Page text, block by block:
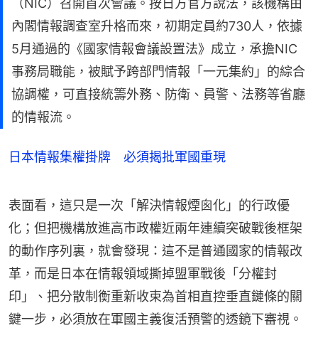
內閣情報調查室升格而來，初期定員約730人，依據
5月通過的《國家情報會議設置法》成立，承擔NIC
事務局職能，被賦予跨部門情報「一元集約」的綜合
協調權，可直接統籌外務、防衛、員警、法務等省廳
的情報流。
日本情報集權掛牌 必須揭批軍國重現
表面看，這只是一次「解決情報煙囪化」的行政優
化；但把機構放進高市政權近兩年連續突破戰後框架
的動作序列裏，就會發現：這不是普通國家的情報改
革，而是日本在情報領域撕掉盟軍戰後「分權封
印」、把分散制衡重新收束為首相直控垂直鏈條的關
鍵一步，必須放在軍國主義復活預警的透鏡下審視。